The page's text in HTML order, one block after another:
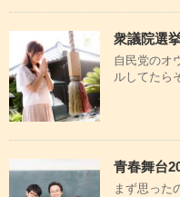
衆議院選
自民党のオ
ルしてたら
青春舞台
まず思った